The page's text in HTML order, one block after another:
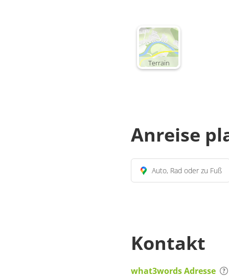
Terrain
Anreise
Auto, Rad oder zu Fuß
Kontakt
what3words Adresse